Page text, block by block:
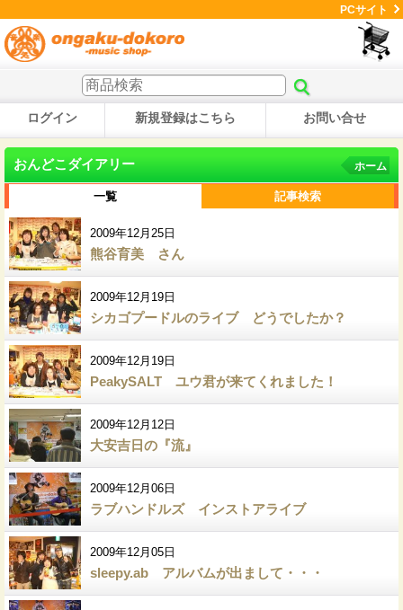
PCサイト
ログイン 新規登録はこちら お問い合せ
おんどこダイアリー ホーム
一覧 記事検索
2009年12月25日
熊谷育美 さん
2009年12月19日
シカゴプードルのライブ どうでしたか？
2009年12月19日
PeakySALT ユウ君が来てくれました！
2009年12月12日
大安吉日の『流』
2009年12月06日
ラブハンドルズ インストアライブ
2009年12月05日
sleepy.ab アルバムが出まして・・・